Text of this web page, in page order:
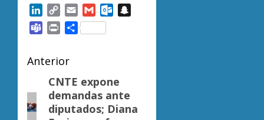
LinkedIn
Copy
Link
Email GmailOutlook.com
TeamsPrintCompartir
Navegación
de
entradas
Anterior
Entrada
anterior:
CNTE expone
demandas ante
diputados; Diana